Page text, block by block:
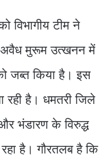
विभागीय टीम ने
अवैध मुरूम उत्खनन में
जब्त किया है। इस
रही है। धमतरी जिले
भंडारण के विरुद्ध
है। गौरतलब है कि